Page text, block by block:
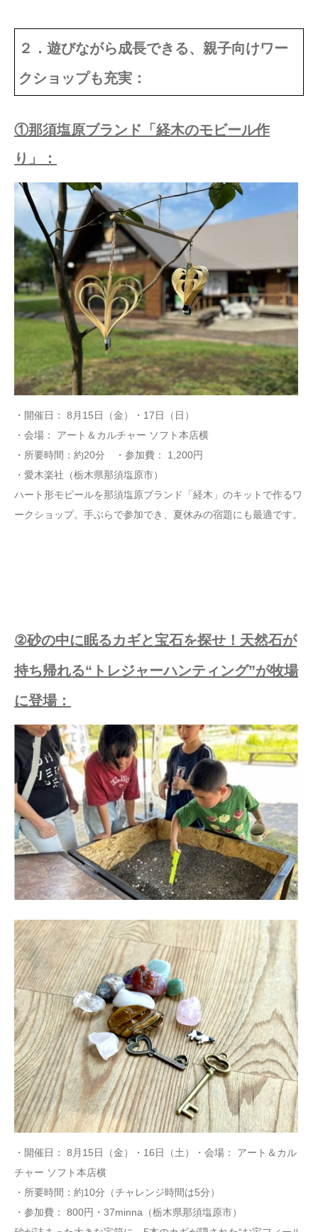
２．遊びながら成長できる、親子向けワー
クショップも充実：
①那須塩原ブランド「経木のモビール作
り」：
・開催日： 8月15日（金）・17日（日）
・会場： アート＆カルチャー ソフト本店横
・所要時間：約20分 ・参加費： 1,200円
・愛木楽社（栃木県那須塩原市）
ハート形モビールを那須塩原ブランド「経木」のキットで作るワ
ークショップ。手ぶらで参加でき、夏休みの宿題にも最適です。
②砂の中に眠るカギと宝石を探せ！天然石が
持ち帰れる“トレジャーハンティング”が牧場
に登場：
・開催日： 8月15日（金）・16日（土）・会場： アート＆カル
チャー ソフト本店横
・所要時間：約10分（チャレンジ時間は5分）
・参加費： 800円・37minna（栃木県那須塩原市）